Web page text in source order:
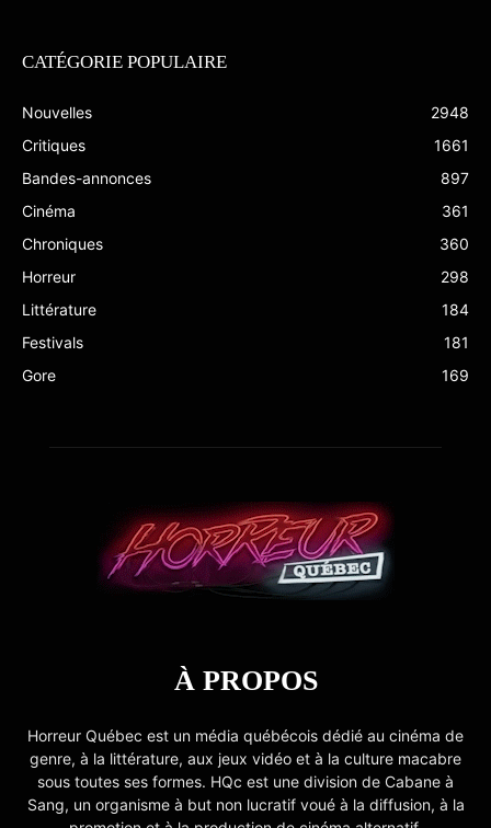
CATÉGORIE POPULAIRE
Nouvelles
2948
Critiques
1661
Bandes-annonces
897
Cinéma
361
Chroniques
360
Horreur
298
Littérature
184
Festivals
181
Gore
169
À PROPOS
Horreur Québec est un média québécois dédié au cinéma de
genre, à la littérature, aux jeux vidéo et à la culture macabre
sous toutes ses formes. HQc est une division de Cabane à
Sang, un organisme à but non lucratif voué à la diffusion, à la